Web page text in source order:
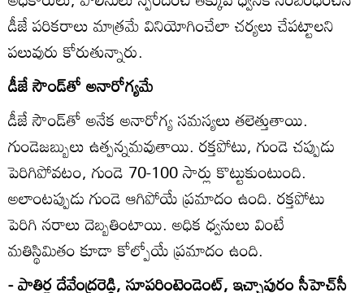
డీజే పరికరాలు మాత్రమే వినియోగించేలా చర్యలు చేపట్టాలని
పలువురు కోరుతున్నారు.
డీజే సౌండ్‌తో అనారోగ్యమే
డీజే సౌండ్‌తో అనేక అనారోగ్య సమస్యలు తలెత్తుతాయి.
గుండెజబ్బులు ఉత్పన్నమవుతాయి. రక్తపోటు, గుండె చప్పుడు
పెరిగిపోవటం, గుండె 70-100 సార్లు కొట్టుకుంటుంది.
అలాంటప్పుడు గుండె ఆగిపోయే ప్రమాదం ఉంది. రక్తపోటు
పెరిగి నరాలు దెబ్బతింటాయి. అధిక ధ్వనులు వింటే
మతిస్థిమితం కూడా కోల్పోయే ప్రమాదం ఉంది.
- పాతిర్ల దేవేంద్రరెడ్డి, సూపరింటెండెంట్‌, ఇచ్ఛాపురం సీహెచ్‌సీ